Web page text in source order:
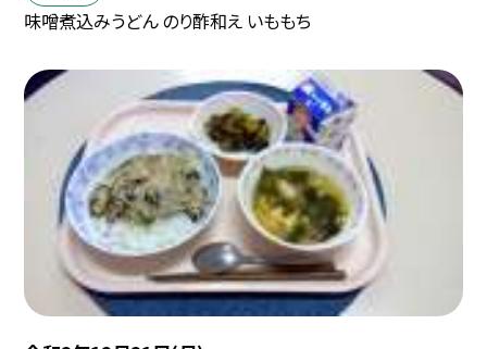
味噌煮込みうどん のり酢和え いももち